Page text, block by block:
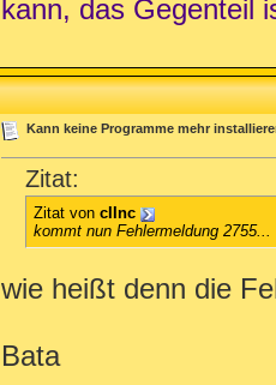
kann, das Gegenteil
Kann keine Programme mehr
Zitat:
Zitat von cIInc
kommt nun Fehlermeldung 2755...
wie heißt denn die
Bata